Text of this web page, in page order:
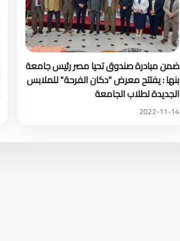
ضمن مبادرة صندوق تحيا مصر رئيس جامعة
بنها : يفتتح معرض "دكان الفرحة" للملابس
الجديدة لطلاب الجامعة
2022-11-14